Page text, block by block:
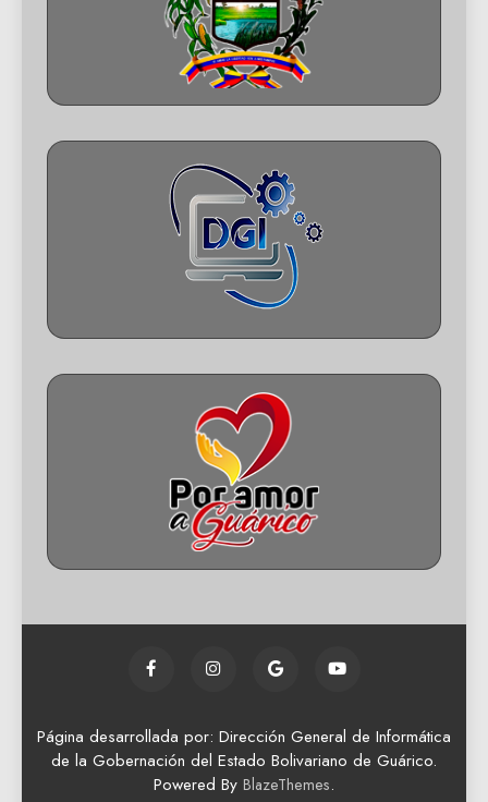
Página desarrollada por: Dirección General de Informática
de la Gobernación del Estado Bolivariano de Guárico.
Powered By BlazeThemes.